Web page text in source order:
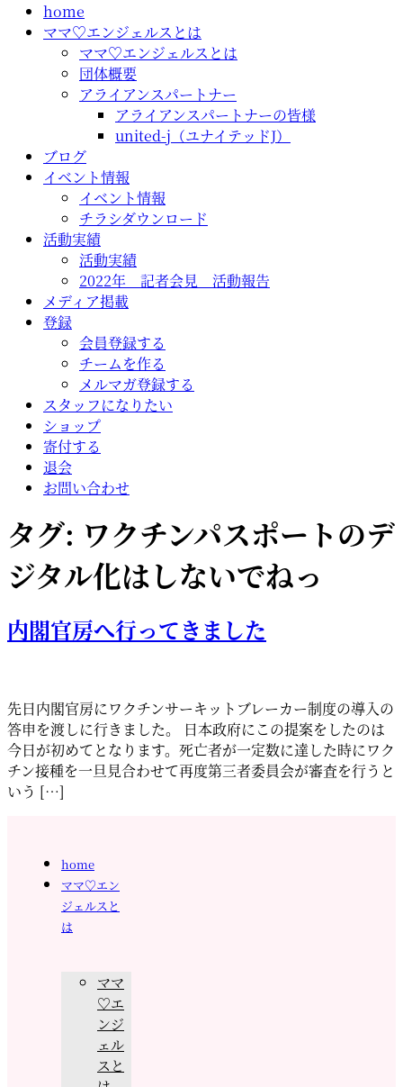
home
ママ♡エンジェルスとは
ママ♡エンジェルスとは
団体概要
アライアンスパートナー
アライアンスパートナーの皆様
united-j（ユナイテッドJ）
ブログ
イベント情報
イベント情報
チラシダウンロード
活動実績
活動実績
2022年 記者会見 活動報告
メディア掲載
登録
会員登録する
チームを作る
メルマガ登録する
スタッフになりたい
ショップ
寄付する
退会
お問い合わせ
タグ: ワクチンパスポートのデ
ジタル化はしないでねっ
内閣官房へ行ってきました
先日内閣官房にワクチンサーキットブレーカー制度の導入の
答申を渡しに行きました。 日本政府にこの提案をしたのは
今日が初めてとなります。死亡者が一定数に達した時にワク
チン接種を一旦見合わせて再度第三者委員会が審査を行うと
いう […]
home
ママ♡エン
ジェルスと
は
ママ
♡エ
ンジ
ェル
スと